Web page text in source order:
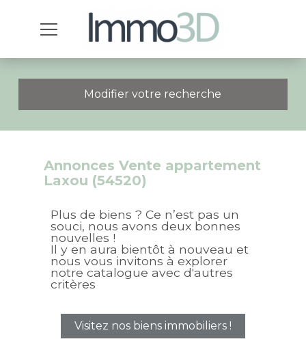
Modifier votre recherche
Annonces Vente appartement
Laxou (54520)
Plus de biens ? Ce n’est pas un
souci, nous avons deux bonnes
nouvelles !
Il y en aura bientôt à nouveau et
nous vous invitons à explorer
notre catalogue avec d'autres
critères
Visitez nos biens immobiliers !